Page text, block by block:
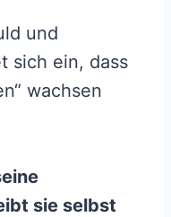
und
sich ein, dass
wachsen
sie selbst